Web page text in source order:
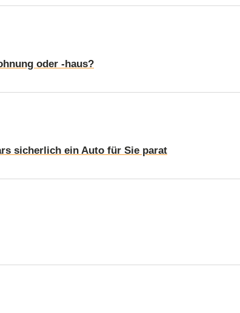
oder -haus?
sicherlich ein Auto für Sie parat